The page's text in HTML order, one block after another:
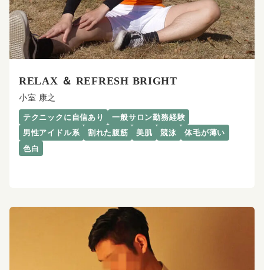
RELAX ＆ REFRESH BRIGHT
小室 康之
テクニックに自信あり
一般サロン勤務経験
男性アイドル系
割れた腹筋 美肌 競泳
体毛が薄い
色白